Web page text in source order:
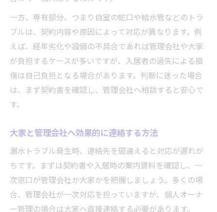
一方、専有部分、つまり自室の蛇口や給水管などのトラ
ブルは、契約内容や原因によって対応が異なります。例
えば、経年劣化や設備の不具合であれば管理会社や大家
が負担するケースが多いですが、入居者の過失による損
傷は自己負担となる場合があります。判断に迷った場合
は、まず契約書を確認し、管理会社へ相談すると安心で
す。
大家と管理会社へ効果的に連絡する方法
漏水トラブル発生時、連絡先を間違えると対応が遅れが
ちです。まずは契約書や入居時の案内資料を確認し、一
次窓口が管理会社か大家かを把握しましょう。多くの場
合、管理会社が一次対応を担っていますが、個人オーナ
ー管理の場合は大家へ直接連絡する必要があります。